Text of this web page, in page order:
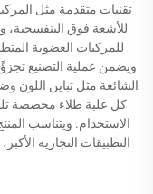
تقنيات متقدمة مثل
للأشعة فوق البنفسجية،
ويضمن عملية التصنيع
الشائعة مثل تباين
كل علبة طلاء مخصصة
الاستخدام. ويتناسب
التطبيقات التجارية